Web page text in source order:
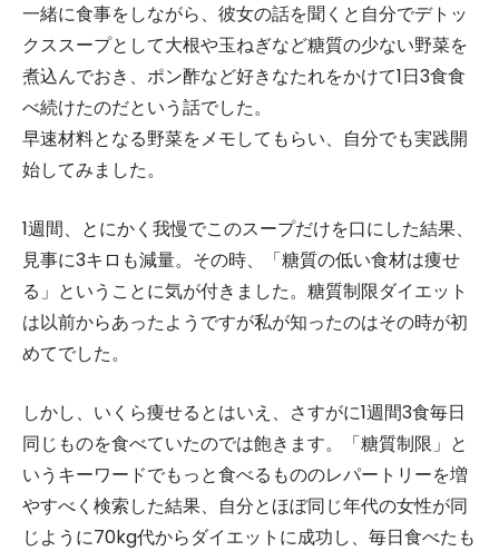
一緒に食事をしながら、彼女の話を聞くと自分でデトッ
クススープとして大根や玉ねぎなど糖質の少ない野菜を
煮込んでおき、ポン酢など好きなたれをかけて1日3食食
べ続けたのだという話でした。
早速材料となる野菜をメモしてもらい、自分でも実践開
始してみました。
1週間、とにかく我慢でこのスープだけを口にした結果、
見事に3キロも減量。その時、「糖質の低い食材は痩せ
る」ということに気が付きました。糖質制限ダイエット
は以前からあったようですが私が知ったのはその時が初
めてでした。
しかし、いくら痩せるとはいえ、さすがに1週間3食毎日
同じものを食べていたのでは飽きます。「糖質制限」と
いうキーワードでもっと食べるもののレパートリーを増
やすべく検索した結果、自分とほぼ同じ年代の女性が同
じように70kg代からダイエットに成功し、毎日食べたも